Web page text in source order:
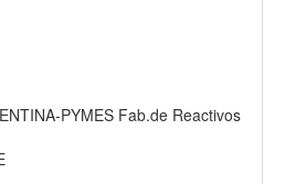
PYMES Fab.de Reactivos